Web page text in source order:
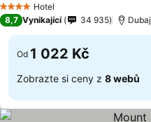
4 Počet hvězdiček
Hotel
8,7 Vynikající 34 935 Dubaj
Od 1 022 Kč
Zobrazte si ceny z 8 webů